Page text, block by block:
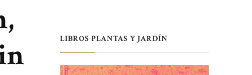
LIBROS PLANTAS Y JARDÍN